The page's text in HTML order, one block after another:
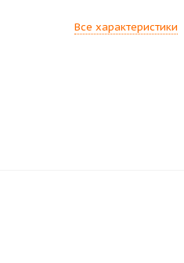
Все характеристики